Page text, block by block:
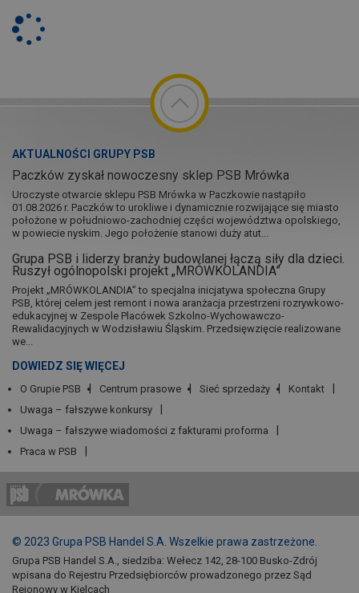
AKTUALNOŚCI GRUPY PSB
Paczków zyskał nowoczesny sklep PSB Mrówka
Uroczyste otwarcie sklepu PSB Mrówka w Paczkowie nastąpiło
01.08.2026 r. Paczków to urokliwe i dynamicznie rozwijające się miasto
położone w południowo-zachodniej części województwa opolskiego,
w powiecie nyskim. Jego położenie stanowi duży atut...
Grupa PSB i liderzy branży budowlanej łączą siły dla dzieci.
Ruszył ogólnopolski projekt „MRÓWKOLANDIA”
Projekt „MRÓWKOLANDIA” to specjalna inicjatywa społeczna Grupy
PSB, której celem jest remont i nowa aranżacja przestrzeni rozrywkowo-
edukacyjnej w Zespole Placówek Szkolno-Wychowawczo-
Rewalidacyjnych w Wodzisławiu Śląskim. Przedsięwzięcie realizowane
we...
DOWIEDZ SIĘ WIĘCEJ
O Grupie PSB Centrum prasowe Sieć sprzedaży
Kontakt
Uwaga – fałszywe konkursy
Uwaga – fałszywe wiadomości z fakturami proforma
Praca w PSB
© 2023 Grupa PSB Handel S.A. Wszelkie prawa zastrzeżone.
Grupa PSB Handel S.A., siedziba: Wełecz 142, 28-100 Busko-Zdrój
wpisana do Rejestru Przedsiębiorców prowadzonego przez Sąd
Rejonowy w Kielcach